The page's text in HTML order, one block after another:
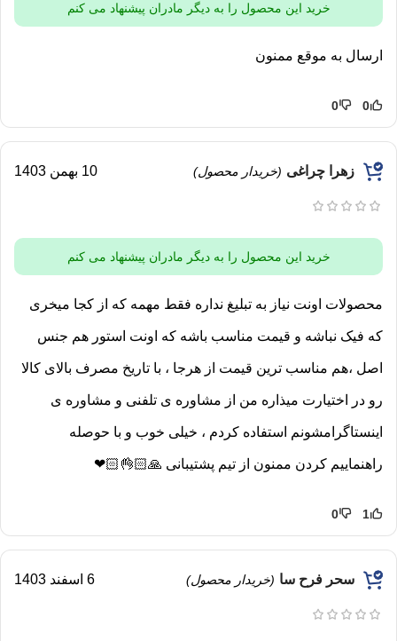
خرید این محصول را به دیگر مادران پیشنهاد می کنم
ارسال به موقع ممنون
0
0
زهرا چراغی (خریدار محصول) 10 بهمن 1403
خرید این محصول را به دیگر مادران پیشنهاد می کنم
محصولات اونت نیاز به تبلیغ نداره فقط مهمه که از کجا میخری
که فیک نباشه و قیمت مناسب باشه که اونت استور هم جنس
اصل ،هم مناسب ترین قیمت از هرجا ، با تاریخ مصرف بالای کالا
رو در اختیارت میذاره من از مشاوره ی تلفنی و مشاوره ی
اینستاگرامشونم استفاده کردم ، خیلی خوب و با حوصله
راهنماییم کردن ممنون از تیم پشتیبانی 🙏🏻👌🏻❤
1
0
سحر فرح سا (خریدار محصول) 6 اسفند 1403